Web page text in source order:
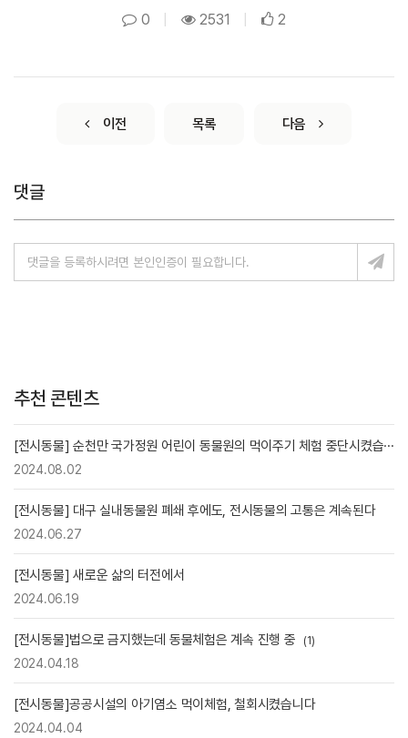
0 2531 2
이전 목록 다음
댓글
추천 콘텐츠
[전시동물] 순천만 국가정원 어린이 동물원의 먹이주기 체험 중단시켰습···
2024.08.02
[전시동물] 대구 실내동물원 폐쇄 후에도, 전시동물의 고통은 계속된다
2024.06.27
[전시동물] 새로운 삶의 터전에서
2024.06.19
[전시동물]법으로 금지했는데 동물체험은 계속 진행 중 (1)
2024.04.18
[전시동물]공공시설의 아기염소 먹이체험, 철회시켰습니다
2024.04.04